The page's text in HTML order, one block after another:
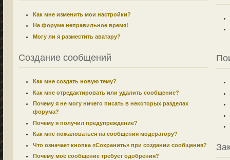
Как мне изменить мои настройки?
На форуме неправильное время!
Могу ли я разместить аватару?
Создание сообщений
Как мне создать новую тему?
Как мне отредактировать или удалить сообщение?
Почему я не могу ничего писать в некоторых разделах
форума?
Почему я получил предупреждение?
Как мне пожаловаться на сообщения модератору?
Что означает кнопка «Сохранить» при создании сообщения?
Почему моё сообщение требует одобрения?